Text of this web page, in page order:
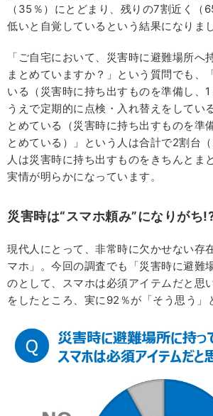
（35％）にとどまり、残りの7割近く（
低いと自覚しているという結果になりまし
「ご自宅において、災害時に避難場所へ
まとめていますか？」という質問でも、
いる（災害時に持ち出すものを準備し、
うえで定期的に点検・入れ替えをしてい
とめている（災害時に持ち出すものを準
とめている）」という人は合計で2割台
人は災害時に持ち出すものをきちんとま
実情が明らかになっています。
災害時は“スマホ頼み”になりがち
現代人にとって、非常時に欠かせない存
マホ」。今回の調査でも「災害時に避難
のとして、スマホは必須アイテムだと思
をしたところ、実に92％が「そう思う」